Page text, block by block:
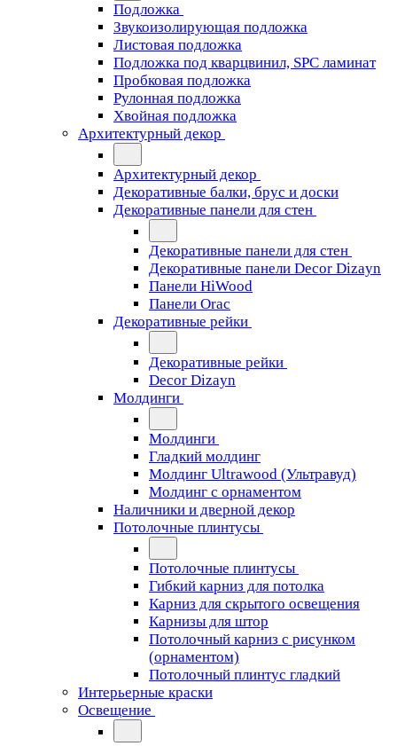
Подложка
Звукоизолирующая подложка
Листовая подложка
Подложка под кварцвинил, SPC ламинат
Пробковая подложка
Рулонная подложка
Хвойная подложка
Архитектурный декор
Архитектурный декор
Декоративные балки, брус и доски
Декоративные панели для стен
Декоративные панели для стен
Декоративные панели Decor Dizayn
Панели HiWood
Панели Orac
Декоративные рейки
Декоративные рейки
Decor Dizayn
Молдинги
Молдинги
Гладкий молдинг
Молдинг Ultrawood (Ультравуд)
Молдинг с орнаментом
Наличники и дверной декор
Потолочные плинтусы
Потолочные плинтусы
Гибкий карниз для потолка
Карниз для скрытого освещения
Карнизы для штор
Потолочный карниз с рисунком
(орнаментом)
Потолочный плинтус гладкий
Интерьерные краски
Освещение